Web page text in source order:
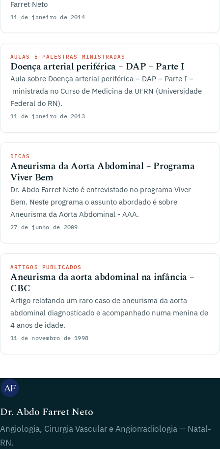
Farret Neto
11 de janeiro de 2014
AULAS E PALESTRAS MINISTRADAS
Doença arterial periférica – DAP – Parte I
Aula sobre Doença arterial periférica – DAP – Parte I –
ministrada no Curso de Medicina da UFRN (Universidade
Federal do RN).
11 de janeiro de 2013
DICAS
Aneurisma da Aorta Abdominal – Programa
Viver Bem
Dr. Abdo Farret Neto é entrevistado no programa Viver
Bem. Neste programa o assunto abordado é sobre
Aneurisma da Aorta Abdominal - AAA.
27 de junho de 2009
ARTIGOS PUBLICADOS
Aneurisma da aorta abdominal na infância –
CBC
Artigo relatando um raro caso de aneurisma da aorta
abdominal diagnosticado e acompanhado numa menina de
4 anos de idade.
11 de novembro de 1998
Dr. Abdo Farret Neto
Angiologia, Cirurgia Vascular e Angiorradiologia — Natal-
RN.